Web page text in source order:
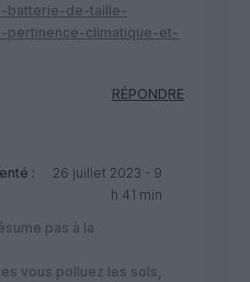
batterie-de-taille-
pertinence-climatique-et-
RÉPONDRE
:
26 juillet 2023 - 9
h 41 min
pas à la
vous polluez les sols,